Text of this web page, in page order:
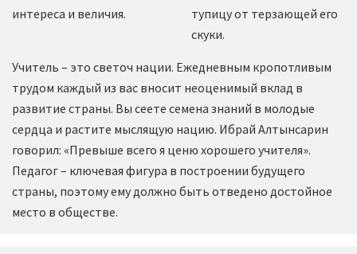
интереса и величия.
тупицу от терзающей его
скуки.
Учитель – это светоч нации. Ежедневным кропотливым
трудом каждый из вас вносит неоценимый вклад в
развитие страны. Вы сеете семена знаний в молодые
сердца и растите мыслящую нацию. Ибрай Алтынсарин
говорил: «Превыше всего я ценю хорошего учителя».
Педагог – ключевая фигура в построении будущего
страны, поэтому ему должно быть отведено достойное
место в обществе.